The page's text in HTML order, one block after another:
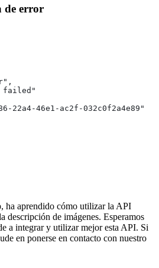
de error
failed"
22a4-46e1-ac2f-032c0f2a4e89"
ha aprendido cómo utilizar la API
descripción de imágenes. Esperamos
a integrar y utilizar mejor esta API. Si
en ponerse en contacto con nuestro